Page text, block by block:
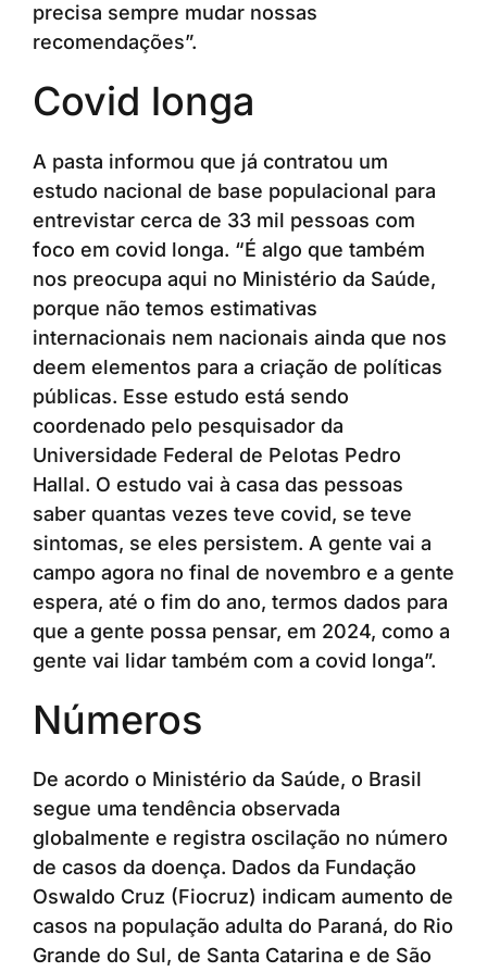
precisa sempre mudar nossas
recomendações”.
Covid longa
A pasta informou que já contratou um
estudo nacional de base populacional para
entrevistar cerca de 33 mil pessoas com
foco em covid longa. “É algo que também
nos preocupa aqui no Ministério da Saúde,
porque não temos estimativas
internacionais nem nacionais ainda que nos
deem elementos para a criação de políticas
públicas. Esse estudo está sendo
coordenado pelo pesquisador da
Universidade Federal de Pelotas Pedro
Hallal. O estudo vai à casa das pessoas
saber quantas vezes teve covid, se teve
sintomas, se eles persistem. A gente vai a
campo agora no final de novembro e a gente
espera, até o fim do ano, termos dados para
que a gente possa pensar, em 2024, como a
gente vai lidar também com a covid longa”.
Números
De acordo o Ministério da Saúde, o Brasil
segue uma tendência observada
globalmente e registra oscilação no número
de casos da doença. Dados da Fundação
Oswaldo Cruz (Fiocruz) indicam aumento de
casos na população adulta do Paraná, do Rio
Grande do Sul, de Santa Catarina e de São